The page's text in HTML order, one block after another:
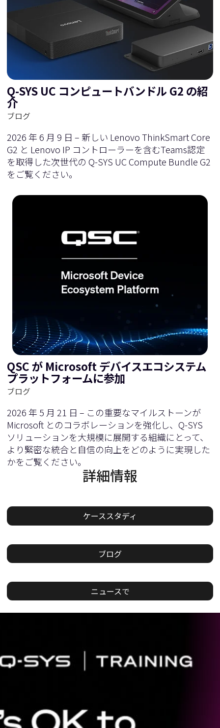
Q-SYS UC コンピュートバンドル G2 の紹
介
ブログ
2026 年 6 月 9 日 – 新しい Lenovo ThinkSmart Core
G2 と Lenovo IP コントローラーを含むTeams認定
を取得した次世代の Q-SYS UC Compute Bundle G2
をご覧ください。
QSC が Microsoft デバイスエコシステム
プラットフォームに参加
ブログ
2026 年 5 月 21 日 – この重要なマイルストーンが
Microsoft とのコラボレーションを強化し、Q-SYS
ソリューションを大規模に展開する組織にとって、
より緊密な統合と自信の向上をどのように実現した
かをご覧ください。
詳細情報
ケーススタディ
ブログ
ニュースで
ス
ド：
1